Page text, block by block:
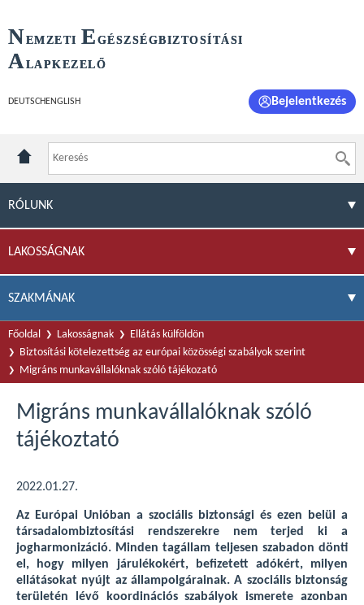
NEMZETI E GÉSZSÉGBIZTOSÍTÁSI
ALAPKEZELŐ
DEUTSCH ENGLISH Bejelentkezés
RÓLUNK
LAKOSSÁGNAK
SZAKMÁNAK
Főoldal Lakosságnak
Ellátás külföldön
Biztosítási kötelezettség az európai közösségi szabályok szerint
Migráns munkavállalóknak szóló tájékozató
Migráns munkavállalóknak szóló
tájékoztató
2022.01.27.
Az Európai Unióban a szociális biztonsági és ezen belül a
társadalombiztosítási rendszerekre nem terjed ki a
jogharmonizáció. Minden tagállam teljesen szabadon dönti
el, hogy milyen járulékokért, befizetett adókért, milyen
ellátásokat nyújt az állampolgárainak. A szociális biztonság
területén lévő koordinációs szabályok ismerete azonban